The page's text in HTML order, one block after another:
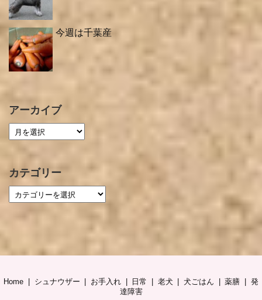
今週は千葉産
アーカイブ
カテゴリー
Home シュナウザー お手入れ 日常 老犬 犬ごはん 薬膳
発
達障害